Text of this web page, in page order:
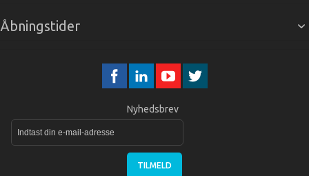
Åbningstider
Nyhedsbrev
TILMELD